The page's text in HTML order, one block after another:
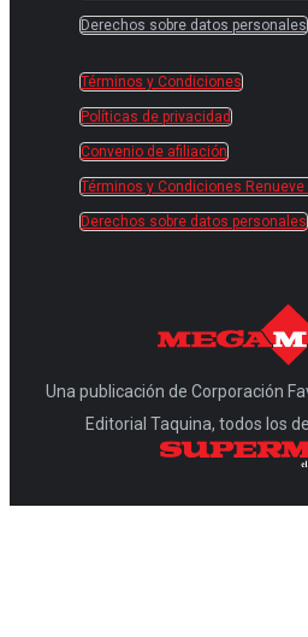
Derechos sobre datos personales
Términos y Condiciones
Políticas de privacidad
Convenio de afiliación
Términos y Condiciones
Derechos sobre datos personales
Una publicación de Corporación
Editorial Taquina, todos los